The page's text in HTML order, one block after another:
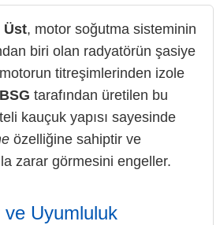
Üst, motor soğutma sisteminin
biri olan radyatörün şasiye
titreşimlerinden izole
BSG tarafından üretilen bu
kauçuk yapısı sayesinde
özelliğine sahiptir ve
zarar görmesini engeller.
ve Uyumluluk